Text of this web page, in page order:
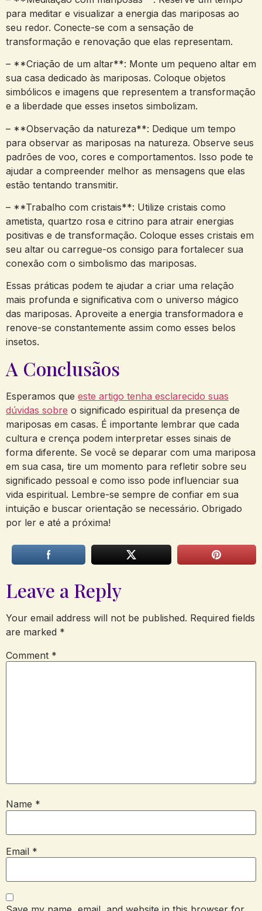
para meditar e visualizar a energia das mariposas ao
seu redor. Conecte-se com a sensação de
transformação e renovação que elas representam.
– **Criação de um altar**: Monte um pequeno altar em
sua casa dedicado às mariposas. Coloque objetos
simbólicos e imagens que representem a transformação
e a liberdade que esses insetos simbolizam.
– **Observação da natureza**: Dedique um tempo
para observar as mariposas na natureza. Observe seus
padrões de voo, cores e comportamentos. Isso pode te
ajudar a compreender melhor as mensagens que elas
estão tentando transmitir.
– **Trabalho com cristais**: Utilize cristais como
ametista, quartzo rosa e citrino para atrair energias
positivas e de transformação. Coloque esses cristais em
seu altar ou carregue-os consigo para fortalecer sua
conexão com o simbolismo das mariposas.
Essas práticas podem te ajudar a criar uma relação
mais profunda e significativa com o universo mágico
das mariposas. Aproveite a energia transformadora e
renove-se constantemente assim como esses belos
insetos.
A Conclusãos
Esperamos que este artigo tenha esclarecido suas
dúvidas sobre o significado espiritual da presença de
mariposas em casas. É importante lembrar que cada
cultura e crença podem interpretar esses sinais de
forma diferente. Se você se deparar com uma mariposa
em sua casa, tire um momento para refletir sobre seu
significado pessoal e como isso pode influenciar sua
vida espiritual. Lembre-se sempre de confiar em sua
intuição e buscar orientação se necessário. Obrigado
por ler e até a próxima!
Leave a Reply
Your email address will not be published. Required fields
are marked *
Comment *
Name *
Email *